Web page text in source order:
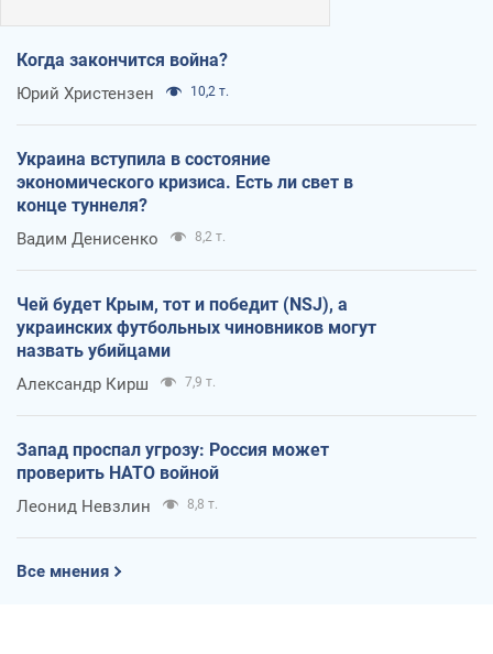
Когда закончится война?
Юрий Христензен 10,2 т.
Украина вступила в состояние
экономического кризиса. Есть ли свет в
конце туннеля?
Вадим Денисенко 8,2 т.
Чей будет Крым, тот и победит (NSJ), а
украинских футбольных чиновников могут
назвать убийцами
Александр Кирш 7,9 т.
Запад проспал угрозу: Россия может
проверить НАТО войной
Леонид Невзлин 8,8 т.
Все мнения